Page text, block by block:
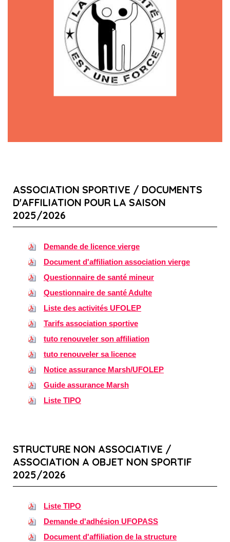
ASSOCIATION SPORTIVE / DOCUMENTS
D'AFFILIATION POUR LA SAISON
2025/2026
Demande de licence vierge
Document d'affiliation association vierge
Questionnaire de santé mineur
Questionnaire de santé Adulte
Liste des activités UFOLEP
Tarifs association sportive
tuto renouveler son affiliation
tuto renouveler sa licence
Notice assurance Marsh/UFOLEP
Guide assurance Marsh
Liste TIPO
STRUCTURE NON ASSOCIATIVE /
ASSOCIATION A OBJET NON SPORTIF
2025/2026
Liste TIPO
Demande d'adhésion UFOPASS
Document d'affiliation de la structure